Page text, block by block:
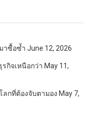
าซื้อซ้ำ June 12, 2026
กิจเหนือกว่า May 11,
กที่ต้องจับตามอง May 7,